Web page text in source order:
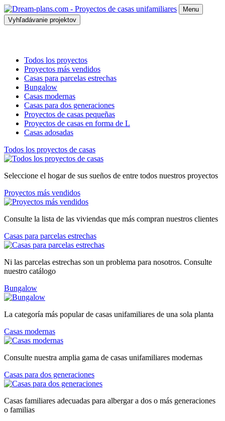
Menu
Vyhľadávanie projektov
Todos los proyectos
Proyectos más vendidos
Casas para parcelas estrechas
Bungalow
Casas modernas
Casas para dos generaciones
Proyectos de casas pequeñas
Proyectos de casas en forma de L
Casas adosadas
Todos los proyectos de casas
Seleccione el hogar de sus sueños de entre todos nuestros proyectos
Proyectos más vendidos
Consulte la lista de las viviendas que más compran nuestros clientes
Casas para parcelas estrechas
Ni las parcelas estrechas son un problema para nosotros. Consulte
nuestro catálogo
Bungalow
La categoría más popular de casas unifamiliares de una sola planta
Casas modernas
Consulte nuestra amplia gama de casas unifamiliares modernas
Casas para dos generaciones
Casas familiares adecuadas para albergar a dos o más generaciones
o familias